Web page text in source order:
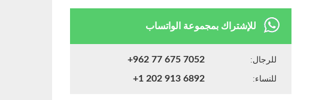
للإشتراك بمجموعة الواتساب
للرجال: +962 77 675 7052
للنساء: +1 202 913 6892